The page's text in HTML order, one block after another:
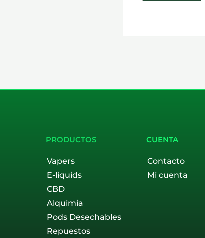
PRODUCTOS
Vapers
E-liquids
CBD
Alquimia
Pods Desechables
Repuestos
CUENTA
Contacto
Mi cuenta